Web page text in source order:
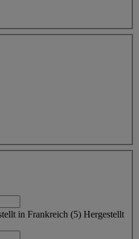
in Frankreich (5) Hergestellt